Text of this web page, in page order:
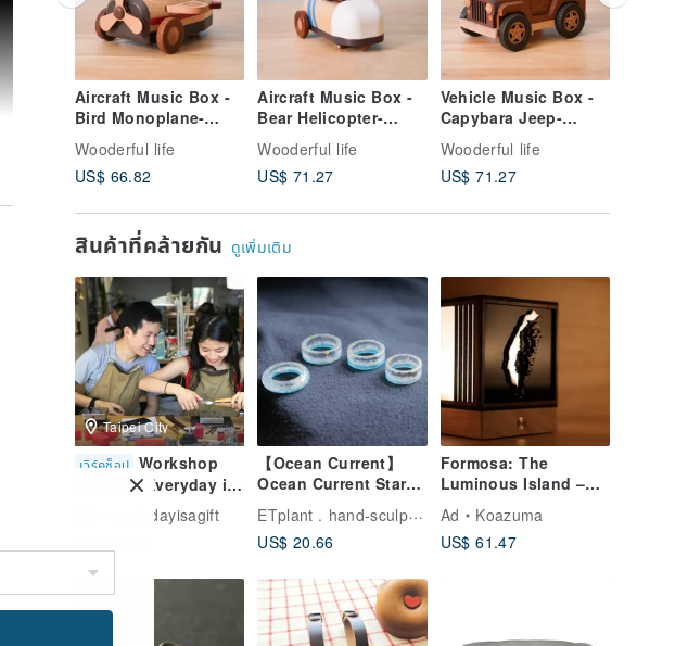
Aircraft Music Box -
Bird Monoplane-
Wooderful life
Wooderful life
US$ 66.82
Aircraft Music Box -
Bear Helicopter-
Wooderful life
Wooderful life
US$ 71.27
Vehicle Music Box -
Capybara Jeep-
Wooderful life
Wooderful life
US$ 71.27
สินค้าที่คล้ายกัน ดูเพิ่มเติม
Taipei City
เวิร์คช็อป Workshop
Booking Everyday is
a Gift Studio One-
Day Metalworking
Experience Ring
Cultural Coin
everydayisagift
【Ocean Current】
Ocean Current Star
Sand Rings by
ETPLANT
ETplant . hand-sculpted artistry
US$ 20.66
Formosa: The
Luminous Island –
Taiwan Night View
Light
Ad
Koazuma
US$ 61.47